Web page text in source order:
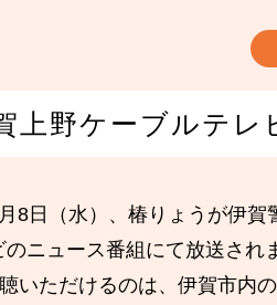
上野ケーブルテレ
8日（水）、椿りょうが伊
のニュース番組にて放送され
いただけるのは、伊賀市内